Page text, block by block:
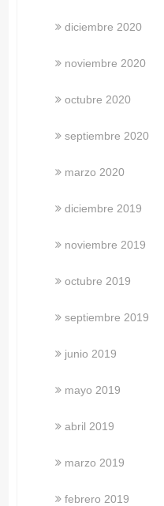
diciembre 2020
noviembre 2020
octubre 2020
septiembre 2020
marzo 2020
diciembre 2019
noviembre 2019
octubre 2019
septiembre 2019
junio 2019
mayo 2019
abril 2019
marzo 2019
febrero 2019